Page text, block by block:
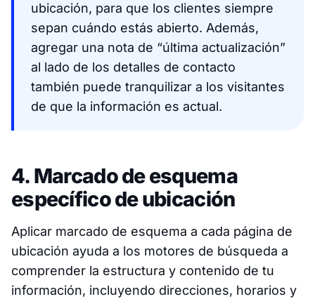
ubicación, para que los clientes siempre
sepan cuándo estás abierto. Además,
agregar una nota de “última actualización”
al lado de los detalles de contacto
también puede tranquilizar a los visitantes
de que la información es actual.
4. Marcado de esquema
específico de ubicación
Aplicar marcado de esquema a cada página de
ubicación ayuda a los motores de búsqueda a
comprender la estructura y contenido de tu
información, incluyendo direcciones, horarios y